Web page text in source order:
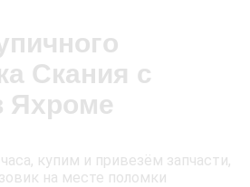
Скания с
Яхроме
купим и привезём запчасти,
на месте поломки